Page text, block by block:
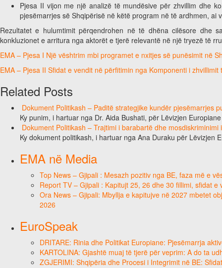
Pjesa II vijon me një analizë të mundësive për zhvillim dhe
pjesëmarrjes së Shqipërisë në këtë program në të ardhmen,
Rezultatet e hulumtimit përqendrohen në të dhëna cilësore dhe
konkluzionet e arritura nga aktorët e tjerë relevantë në një tryezë të
EMA – Pjesa I Një vështrim mbi programet e nxitjes së punësimit në
EMA – Pjesa II Sfidat e vendit në përfitimin nga Komponenti i
Related Posts
Dokument Politikash – Paditë strategjike kundër pjesëmarrjes
Ky punim, i hartuar nga Dr. Aida Bushati, për Lëvizjen
Dokument Politikash – Trajtimi i barabartë dhe
Ky dokument politikash, i hartuar nga Ana Duraku për Lëvizjen
EMA në Media
Top News – Gjipali : Mesazh pozitiv nga BE, faza më e
Report TV – Gjipali : Kapitujt 25, 26 dhe 30 fillimi, sfidat
Ora News – Gjipali: Mbyllja e kapitujve në 2027 mbetet
2026
EuroSpeak
DRITARE: Rinia dhe Politikat Europiane: Pjesëmarrja
KARTOLINA: Gjashtë muaj të tjerë për veprim: A do ta
ZGJERIMI: Shqipëria dhe Procesi i Integrimit në BE: